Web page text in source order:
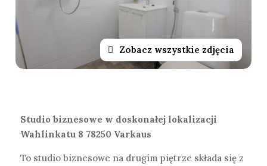
Zobacz wszystkie zdjęcia
Studio biznesowe w doskonałej lokalizacji
Wahlinkatu 8 78250 Varkaus
To studio biznesowe na drugim piętrze składa się z